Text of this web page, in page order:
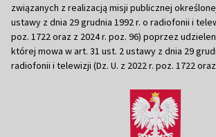
związanych z realizacją misji publicznej
ustawy z dnia 29 grudnia 1992 r. o radiofonii i
poz. 1722 oraz z 2024 r. poz. 96) poprzez
której mowa w art. 31 ust. 2 ustawy z dnia 29
radiofonii i telewizji (Dz. U. z 2022 r. poz. 1722